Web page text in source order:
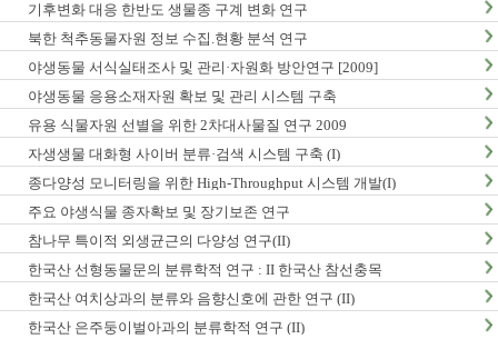
기후변화 대응 한반도 생물종 구계 변화 연구
북한 척추동물자원 정보 수집.현황 분석 연구
야생동물 서식실태조사 및 관리·자원화 방안연구 [2009]
야생동물 응용소재자원 확보 및 관리 시스템 구축
유용 식물자원 선별을 위한 2차대사물질 연구 2009
자생생물 대화형 사이버 분류·검색 시스템 구축 (I)
종다양성 모니터링을 위한 High-Throughput 시스템 개발(I)
주요 야생식물 종자확보 및 장기보존 연구
참나무 특이적 외생균근의 다양성 연구(II)
한국산 선형동물문의 분류학적 연구 : II 한국산 참선충목
한국산 여치상과의 분류와 음향신호에 관한 연구 (II)
한국산 은주둥이벌아과의 분류학적 연구 (II)